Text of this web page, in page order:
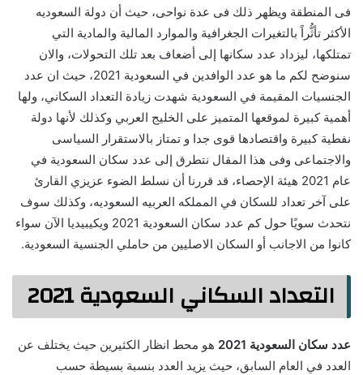
فى المنطقة ويظهر ذلك فى عدة نواحى، حيث أن دولة السعوديه
الأكثر تأثُّراً بالتغيرات الجغرافية والموارد المالية والمادية التي
تمتلكها، ليزداد عدد سكانها إلى أضعاف بعد تلك التحولات، والان
سنوضح لكم ما هو عدد الوافدين في السعودية 2021، حيث ان عدد
الجنسيات المقيمة في السعودية شهدت زيادة التعداد السكاني، ولها
أهمية كبيرة لموقعها المتميز على الخليج العربي وكذلك لأنها دولة
نفطية كبيرة واقتصادها قوى جدا و تمتاز بالاستقرار السياسى
والاجتماعى وفى هذا المقال نتطرق إلى عدد سكان السعودية في
عام 2021 هيئة الإحصاء، قد قررنا أن نسلط الضوء عزيزي القارئ
على آخر تعداد للسكان في المملكه العربيه السعوديه، وكذلك سوف
نتحدث سويًا حول كم عدد سكان السعودية 2021 ويكيبيديا الآن سواء
كانوا من الاجانب أو السكان الاصليين من حاملي الجنسية السعودية.
التعداد السكاني السعودية 2021
عدد سكان السعودية 2021
هو محط انظار الكثيرين حيث يختلف عن
العدد في العام السابق، حيث يزيد العدد بنسبة بسيطة حسب